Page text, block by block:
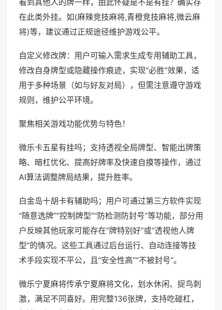
看到其他人的牌一样，由此怀疑是不是有挂？确实存
在此类外挂。如(麻辣竞技麻将,青橙竞技麻将,微云麻
将)等，建议通过正规途径维护游戏公平。
自定义修改牌：用户可输入需求生成专用辅助工具，
修改自身牌型或隐藏操作痕迹，实现“必胜”效果，适
用于多种场景（如与好友对局），但需注意遵守游戏
规则，维护公平环境。
聚焦相关游戏功能优势与特色！
微乐卡五星有挂吗；支持透视全局牌型、智能出牌策
略、暗杠优化、提高好牌率及快速自摸等操作，通过
AI算法调整牌局结果，提升胜率。
白金岛十胡卡有辅助吗；用户可通过第三方软件实现
“随意选牌”“控制牌型”“防检测防封号”等功能，部分用
户反映其他玩家可能存在“牌特别好”或“透视他人牌
型”的情况。这些工具通过后台运行、自动连接等技
术手段实现不平公，且“安全性高”“不被封号”。
微乐宁夏麻将传承宁夏麻将文化，划水休闲、捉鸟刺
激，满足不同喜好。用完整136张牌，支持吃碰杠，